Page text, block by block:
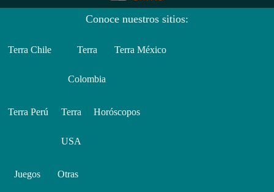
Conoce nuestros sitios:
Terra Chile Terra
Colombia
Terra México
Terra Perú Terra
USA
Horóscopos
Juegos Otras